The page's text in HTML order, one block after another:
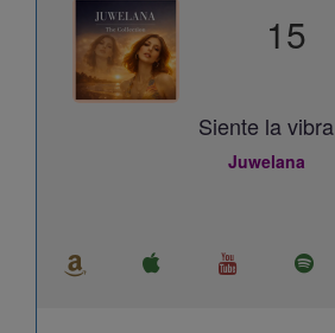
15
Siente la vibra
Juwelana